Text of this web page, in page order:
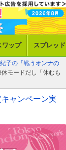
ワップ スプレッド
子の「戦うオンナの
モードだし「休むも
ャンペーン実